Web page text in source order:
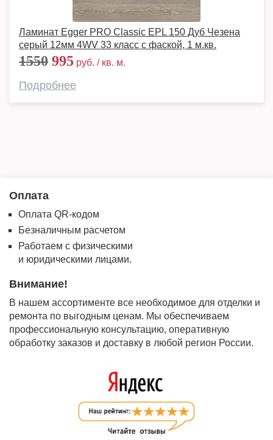
Ламинат Egger PRO Classic EPL 150 Дуб Чезена
серый 12мм 4WV 33 класс с фаской, 1 м.кв.
1550 995 руб. / кв. м.
Подробнее
Оплата
Оплата QR-кодом
Безналичным расчетом
Работаем с физическими
и юридическими лицами.
Внимание!
В нашем ассортименте все необходимое для отделки и
ремонта по выгодным ценам. Мы обеспечиваем
профессиональную консультацию, оперативную
обработку заказов и доставку в любой регион России.